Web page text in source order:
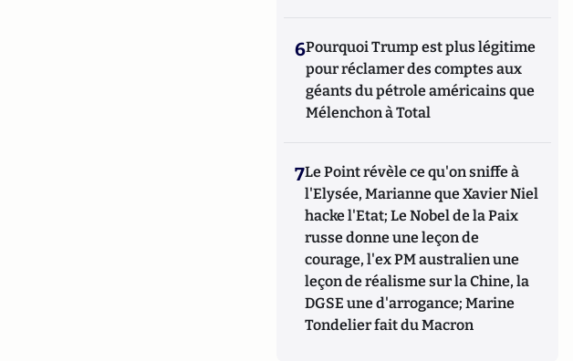
6Pourquoi Trump est plus légitime
pour réclamer des comptes aux
géants du pétrole américains que
Mélenchon à Total
7Le Point révèle ce qu'on sniffe à
l'Elysée, Marianne que Xavier Niel
hacke l'Etat; Le Nobel de la Paix
russe donne une leçon de
courage, l'ex PM australien une
leçon de réalisme sur la Chine, la
DGSE une d'arrogance; Marine
Tondelier fait du Macron